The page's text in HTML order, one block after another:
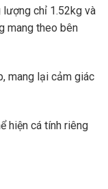
lượng chỉ 1.52kg và
mang theo bên
mang lại cảm giác
hiện cá tính riêng